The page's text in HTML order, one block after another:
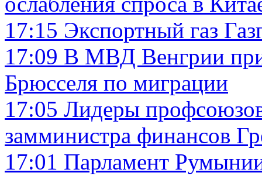
17:15 Экспортный газ
17:09 В МВД Венгрии
Брюсселя по миграции
17:05 Лидеры
замминистра финансов
17:01 Парламент